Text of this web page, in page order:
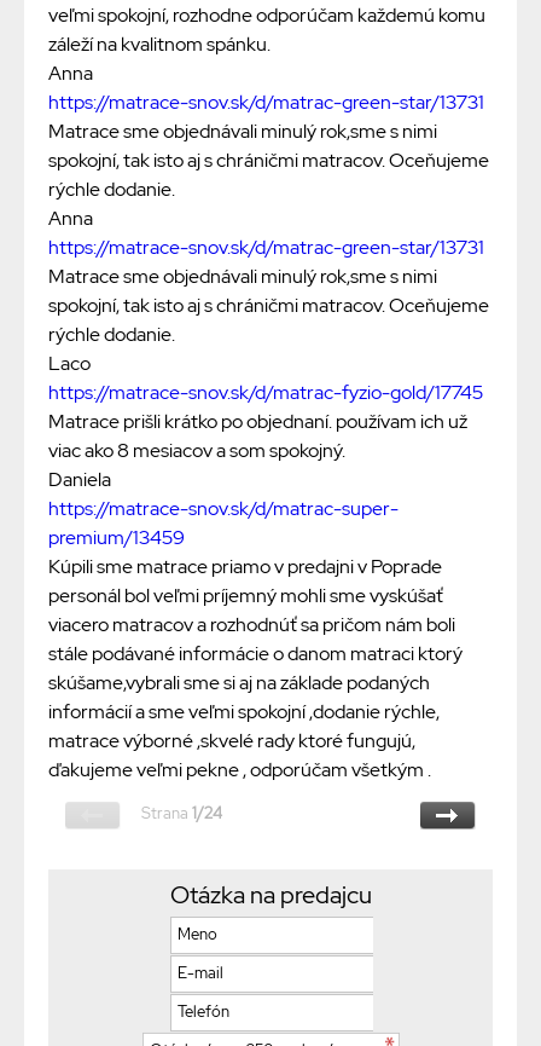
veľmi spokojní, rozhodne odporúčam každemú komu
záleží na kvalitnom spánku.
Anna
https://matrace-snov.sk/d/matrac-green-star/13731
Matrace sme objednávali minulý rok,sme s nimi
spokojní, tak isto aj s chráničmi matracov. Oceňujeme
rýchle dodanie.
Anna
https://matrace-snov.sk/d/matrac-green-star/13731
Matrace sme objednávali minulý rok,sme s nimi
spokojní, tak isto aj s chráničmi matracov. Oceňujeme
rýchle dodanie.
Laco
https://matrace-snov.sk/d/matrac-fyzio-gold/17745
Matrace prišli krátko po objednaní. používam ich už
viac ako 8 mesiacov a som spokojný.
Daniela
https://matrace-snov.sk/d/matrac-super-
premium/13459
Kúpili sme matrace priamo v predajni v Poprade
personál bol veľmi príjemný mohli sme vyskúšať
viacero matracov a rozhodnúť sa pričom nám boli
stále podávané informácie o danom matraci ktorý
skúšame,vybrali sme si aj na základe podaných
informácií a sme veľmi spokojní ,dodanie rýchle,
matrace výborné ,skvelé rady ktoré fungujú,
ďakujeme veľmi pekne , odporúčam všetkým .
Strana 1/24
Otázka na predajcu